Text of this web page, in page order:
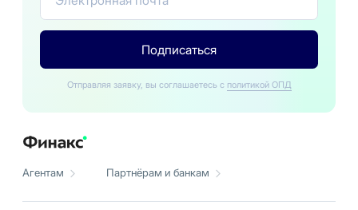
Подписаться
Отправляя заявку, вы соглашаетесь с политикой ОПД
Агентам Партнёрам и банкам